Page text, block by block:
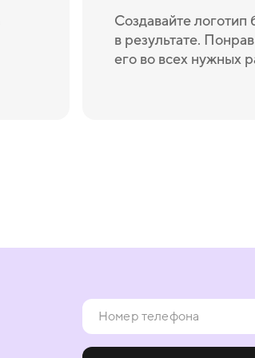
Создавайте логотип
в результате.
его во всех нужных